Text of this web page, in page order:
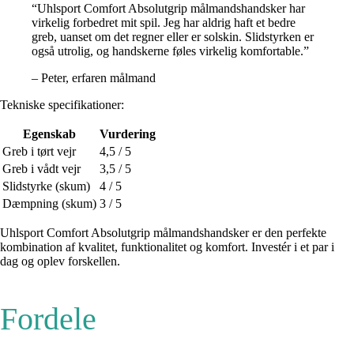
“Uhlsport Comfort Absolutgrip målmandshandsker har
virkelig forbedret mit spil. Jeg har aldrig haft et bedre
greb, uanset om det regner eller er solskin. Slidstyrken er
også utrolig, og handskerne føles virkelig komfortable.”
– Peter, erfaren målmand
Tekniske specifikationer:
Egenskab
Vurdering
Greb i tørt vejr
4,5 / 5
Greb i vådt vejr
3,5 / 5
Slidstyrke (skum)
4 / 5
Dæmpning (skum) 3 / 5
Uhlsport Comfort Absolutgrip målmandshandsker er den perfekte
kombination af kvalitet, funktionalitet og komfort. Investér i et par i
dag og oplev forskellen.
Fordele